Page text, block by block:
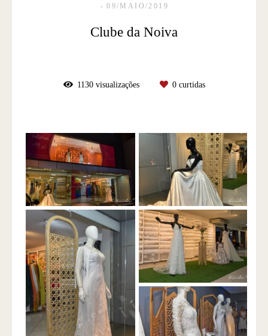
09/MAIO/2019
Clube da Noiva
1130visualizações 0curtidas